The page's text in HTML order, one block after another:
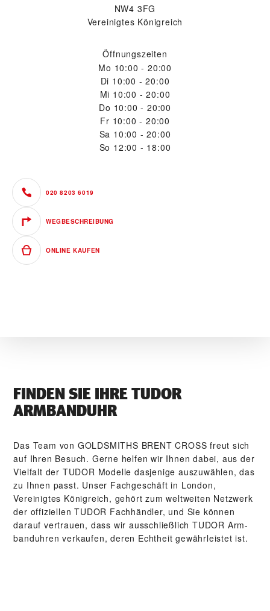
NW4 3FG
Vereinigtes Königreich
Öffnungszeiten
Mo 10:00 - 20:00
Di 10:00 - 20:00
Mi 10:00 - 20:00
Do 10:00 - 20:00
Fr 10:00 - 20:00
Sa 10:00 - 20:00
So 12:00 - 18:00
020 8203 6019
WEGBESCHREIBUNG
ONLINE KAUFEN
FINDEN SIE IHRE TUDOR
ARMBANDUHR
Das Team von ‭GOLDSMITHS BRENT CROSS‬ freut sich
auf Ihren Besuch. Gerne helfen wir Ihnen dabei, aus der
Vielfalt der TUDOR Modelle dasjenige auszuwählen, das
zu Ihnen passt. Unser Fach­geschäft in London,
Vereinigtes Königreich, gehört zum weltweiten Netzwerk
der offiziellen TUDOR Fachhändler, und Sie können
darauf vertrauen, dass wir ausschließlich TUDOR Arm­
band­uhren verkaufen, deren Echtheit gewährleistet ist.